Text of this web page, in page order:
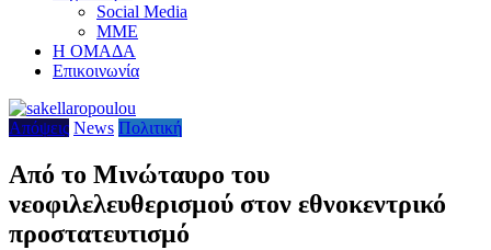
Social Media
ΜΜΕ
Η ΟΜΑΔΑ
Επικοινωνία
Απόψεις News Πολιτική
Από το Μινώταυρο του
νεοφιλελευθερισμού στον εθνοκεντρικό
προστατευτισμό